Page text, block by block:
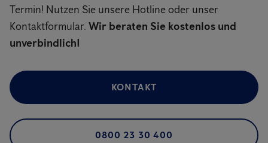
Termin! Nutzen Sie unsere Hotline oder unser
Kontaktformular. Wir beraten Sie kostenlos und
unverbindlich!
KONTAKT
0800 23 30 400